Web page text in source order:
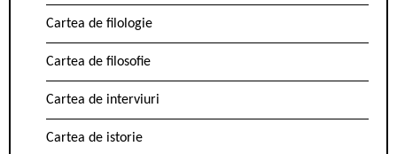
Cartea de filologie
Cartea de filosofie
Cartea de interviuri
Cartea de istorie